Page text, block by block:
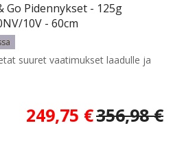
Go Pidennykset - 125g
10V - 60cm
suuret vaatimukset laadulle ja
249,75 €356,98 €